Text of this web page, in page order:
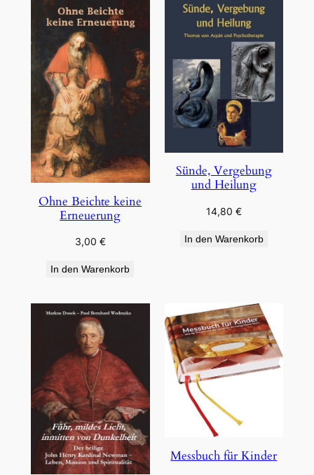
Ohne Beichte keine
Erneuerung
3,00 €
In den Warenkorb
Sünde, Vergebung
und Heilung
14,80 €
In den Warenkorb
Messbuch für Kinder